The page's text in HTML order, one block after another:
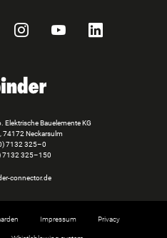
Instagram
YouTubeLinkedIn
Elektrische Bauelemente KG
74172 Neckarsulm
7132 325–0
7132 325–150
connector.de
Impressum Privacy